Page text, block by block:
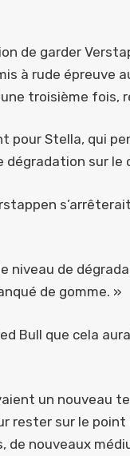
de garder
à rude épreuve
troisième fois,
pour Stella, qui
sur le
niveau de
de gomme. »
Bull que cela
un nouveau
rester sur le
de nouveaux